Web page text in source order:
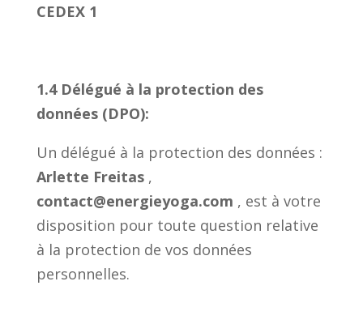
CEDEX 1
1.4 Délégué à la protection des
données (DPO):
Un délégué à la protection des données :
Arlette Freitas,
contact@energieyoga.com , est à votre
disposition pour toute question relative
à la protection de vos données
personnelles.